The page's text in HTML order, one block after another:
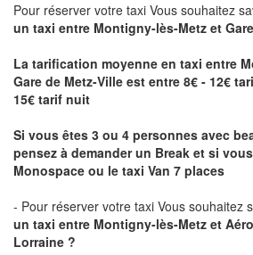
Pour réserver votre taxi Vous souhaitez
un taxi entre Montigny-lès-Metz et
La tarification moyenne en taxi entre
Gare de Metz-Ville est entre 8€ - 12€
15€ tarif nuit
Si vous êtes 3 ou 4 personnes avec
pensez à demander un Break et si
Monospace ou le taxi Van 7 places
- Pour réserver votre taxi Vous souhaitez
un taxi entre Montigny-lès-Metz et
Lorraine ?